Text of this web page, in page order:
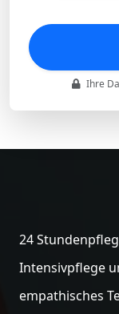
Ihre
24
Intensivpflege
empathisches